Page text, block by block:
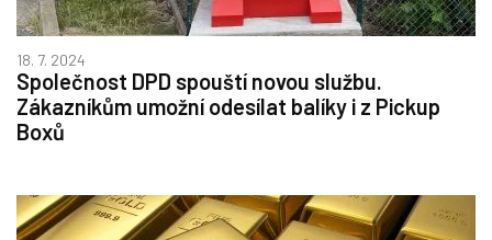
18. 7. 2024
Společnost DPD spouští novou službu.
Zákazníkům umožní odesílat balíky i z Pickup
Boxů